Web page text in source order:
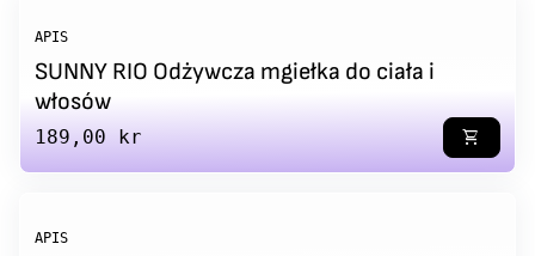
APIS
SUNNY RIO Odżywcza mgiełka do ciała i
włosów
Regular price
189,00 kr shopping_cart
APIS